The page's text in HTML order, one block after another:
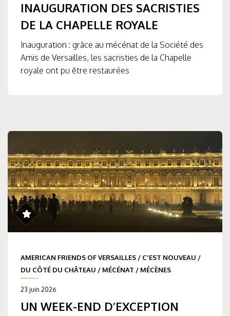
INAUGURATION DES SACRISTIES
DE LA CHAPELLE ROYALE
Inauguration : grâce au mécénat de la Société des
Amis de Versailles, les sacristies de la Chapelle
royale ont pu être restaurées
AMERICAN FRIENDS OF VERSAILLES / C'EST NOUVEAU /
DU CÔTÉ DU CHÂTEAU / MÉCÉNAT / MÉCÈNES
23 juin 2026
UN WEEK-END D’EXCEPTION